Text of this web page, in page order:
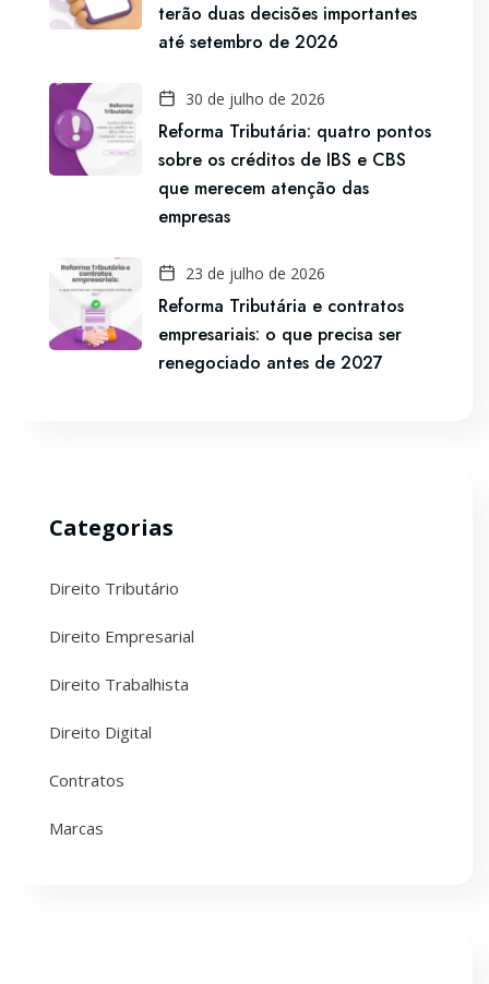
terão duas decisões importantes
até setembro de 2026
30 de julho de 2026
Reforma Tributária: quatro pontos
sobre os créditos de IBS e CBS
que merecem atenção das
empresas
23 de julho de 2026
Reforma Tributária e contratos
empresariais: o que precisa ser
renegociado antes de 2027
Categorias
Direito Tributário
Direito Empresarial
Direito Trabalhista
Direito Digital
Contratos
Marcas